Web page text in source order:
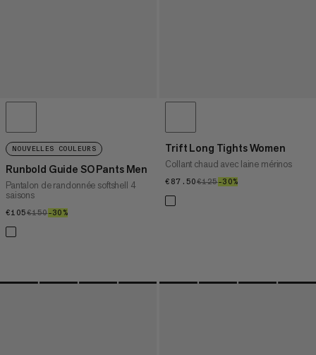
NOUVELLES COULEURS
Runbold Guide SO Pants Men
Pantalon de randonnée softshell 4
saisons
€105€105
€150€150
–30%
Trift Long Tights Women
Collant chaud avec laine mérinos
€87.50€87.50
€125€125
–30%